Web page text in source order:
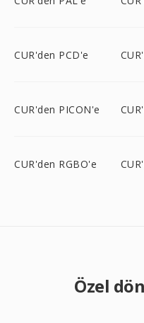
CUR'den PCD'e
CUR'den PICON'e
CUR'den RGBO'e
Özel